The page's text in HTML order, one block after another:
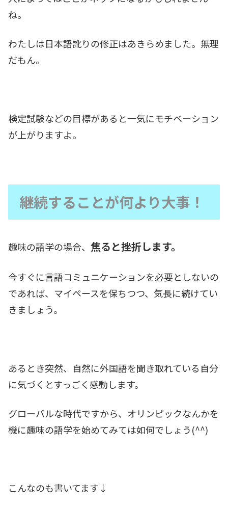
ね。
わたしは日本語訛りの修正はあきらめました。無理
だもん。
検定試験などの目標があると一気にモチベーション
が上がりますよ。
継続することが何より大事！
趣味の語学の場合、 焦ると挫折します。
今すぐに言語コミュニケーションを必要としないの
であれば、マイペースを保ちつつ、気長に続けてい
きましょう。
あるとき突然、自然に外国語を聞き取れている自分
に気づくとすっごく感動します。
グローバルな時代ですから、オリンピックなんかを
機に趣味の語学を始めてみては如何でしょう(^^)
こんなのも書いてます↓